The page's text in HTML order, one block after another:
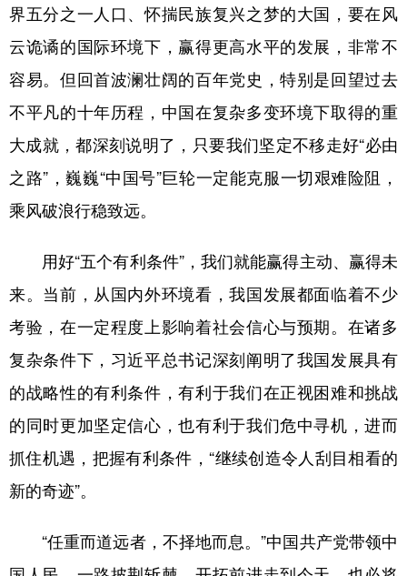
地方频道
北京 天津 河北 山西
浙江 安徽 福建 江西
山东 河南 湖北 湖南
广东 广西
贵州 云南 西藏
陕西 甘肃 青海 宁夏
新疆 内蒙古 黑龙江
多语种频道
English Español Français عربى
界五分之一人口、怀揣民族复兴之梦的大国，要在风
云诡谲的国际环境下，赢得更高水平的发展，非常不
容易。但回首波澜壮阔的百年党史，特别是回望过去
不平凡的十年历程，中国在复杂多变环境下取得的重
大成就，都深刻说明了，只要我们坚定不移走好“必由
之路”，巍巍“中国号”巨轮一定能克服一切艰难险阻，
乘风破浪行稳致远。
用好“五个有利条件”，我们就能赢得主动、赢得未
来。当前，从国内外环境看，我国发展都面临着不少
考验，在一定程度上影响着社会信心与预期。在诸多
复杂条件下，习近平总书记深刻阐明了我国发展具有
的战略性的有利条件，有利于我们在正视困难和挑战
的同时更加坚定信心，也有利于我们危中寻机，进而
抓住机遇，把握有利条件，“继续创造令人刮目相看的
新的奇迹”。
“任重而道远者，不择地而息。”中国共产党带领中